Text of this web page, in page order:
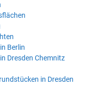
Berlin
Dresden Chemnitz
in Dresden